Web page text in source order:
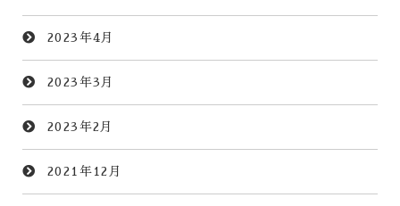
2023年4月
2023年3月
2023年2月
2021年12月